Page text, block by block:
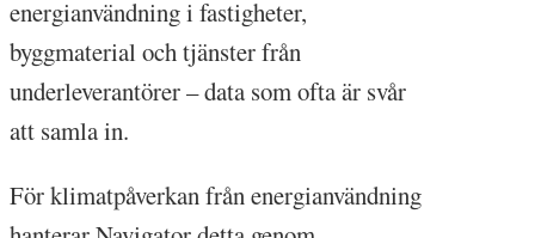
energianvändning i fastigheter,
byggmaterial och tjänster från
underleverantörer – data som ofta är svår
att samla in.
För klimatpåverkan från energianvändning